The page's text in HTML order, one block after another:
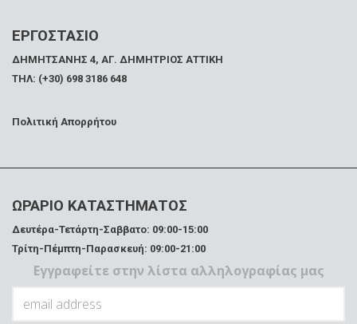
ΕΡΓΟΣΤΑΣΙΟ
ΔΗΜΗΤΣΑΝΗΣ 4, ΑΓ. ΔΗΜΗΤΡΙΟΣ ΑΤΤΙΚΗ
ΤΗΛ: (+30) 698 3186 648
Πολιτική Απορρήτου
ΩΡΑΡΙΟ ΚΑΤΑΣΤΗΜΑΤΟΣ
Δευτέρα-Τετάρτη-Σαββατο: 09:00-15:00
Τρίτη-Πέμπτη-Παρασκευή: 09:00-21:00
Εγγραφείτε στην λίστα αλληλογραφίας μας